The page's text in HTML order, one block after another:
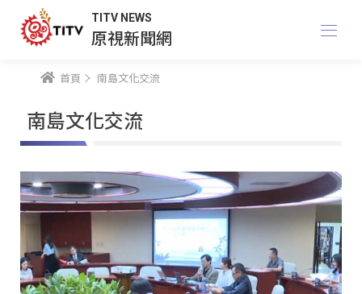
TITV NEWS
原視新聞網
首頁 南島文化交流
南島文化交流